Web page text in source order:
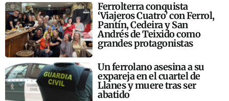
Ferrolterra conquista
‘Viajeros Cuatro’ con Ferrol,
Pantín, Cedeira y San
Andrés de Teixido como
grandes protagonistas
Un ferrolano asesina a su
expareja en el cuartel de
Llanes y muere tras ser
abatido